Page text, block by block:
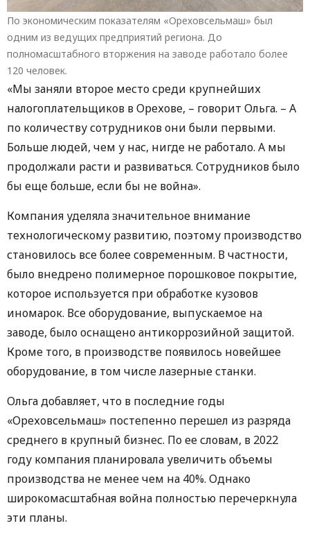
По экономическим показателям «Ореховсельмаш» был
одним из ведущих предприятий региона. До
полномасштабного вторжения на заводе работало более
120 человек.
«Мы заняли второе место среди крупнейших
налогоплательщиков в Орехове, – говорит Ольга. – А
по количеству сотрудников они были первыми.
Больше людей, чем у нас, нигде не работало. А мы
продолжали расти и развиваться. Сотрудников было
бы еще больше, если бы не война».
Компания уделяла значительное внимание
технологическому развитию, поэтому производство
становилось все более современным. В частности,
было внедрено полимерное порошковое покрытие,
которое используется при обработке кузовов
иномарок. Все оборудование, выпускаемое на
заводе, было оснащено антикоррозийной защитой.
Кроме того, в производстве появилось новейшее
оборудование, в том числе лазерные станки.
Ольга добавляет, что в последние годы
«Ореховсельмаш» постепенно перешел из разряда
среднего в крупный бизнес. По ее словам, в 2022
году компания планировала увеличить объемы
производства не менее чем на 40%. Однако
широкомасштабная война полностью перечеркнула
эти планы.